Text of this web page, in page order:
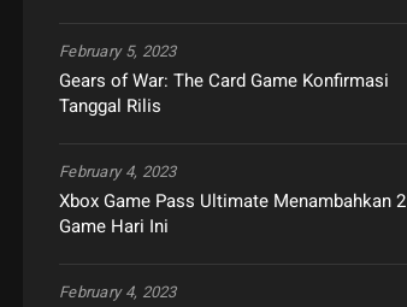
Gears of War: The Card Game Konfirmasi
Tanggal Rilis
February 5, 2023
Xbox Game Pass Ultimate Menambahkan 2
Game Hari Ini
February 4, 2023
February 4, 2023